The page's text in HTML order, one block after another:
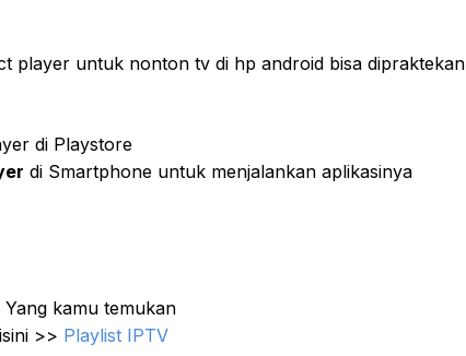
player untuk nonton tv di hp android bisa dipraktekan
di Playstore
di Smartphone untuk menjalankan aplikasinya
kamu temukan
>> Playlist IPTV